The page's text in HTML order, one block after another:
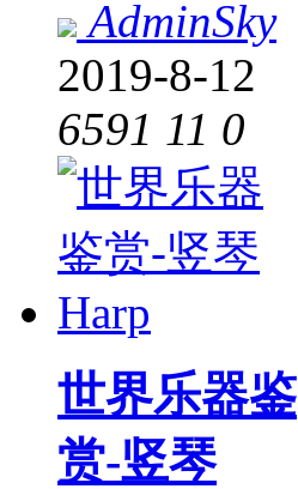
AdminSky
2019-8-12
6591 11 0
世界乐器鉴
赏-竖琴